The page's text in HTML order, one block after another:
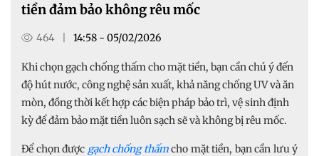
tiền đảm bảo không rêu mốc
464 14:58 - 05/02/2026
Khi chọn gạch chống thấm cho mặt tiền, bạn cần chú ý đến
độ hút nước, công nghệ sản xuất, khả năng chống UV và ăn
mòn, đồng thời kết hợp các biện pháp bảo trì, vệ sinh định
kỳ để đảm bảo mặt tiền luôn sạch sẽ và không bị rêu mốc.
Để chọn được gạch chống thấmcho mặt tiền, bạn cần lưu ý